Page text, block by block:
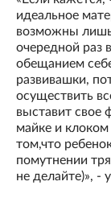
идеальное
возможны лишь
очередной раз
обещанием
развивашки,
осуществить
выставит свое
майке и
том,что
помутнении
не делайте)», -